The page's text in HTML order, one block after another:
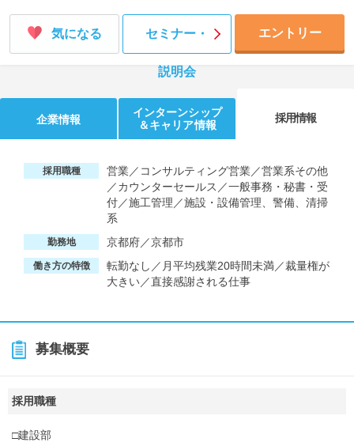
気になる セミナー・
説明会
エントリー
企業情報
インターンシップ
＆キャリア情報
採用情報
採用職種
営業／コンサルティング営業／営業系その他
／カウンターセールス／一般事務・秘書・受
付／施工管理／施設・設備管理、警備、清掃
系
勤務地 京都府／京都市
働き方の特徴
転勤なし／月平均残業20時間未満／裁量権が
大きい／直接感謝される仕事
募集概要
採用職種
□建設部